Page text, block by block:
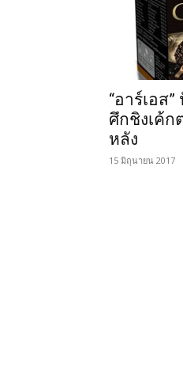
“อาร์เอส
ศึกชิงเค้
หลัง
15 มิถุนายน 2017